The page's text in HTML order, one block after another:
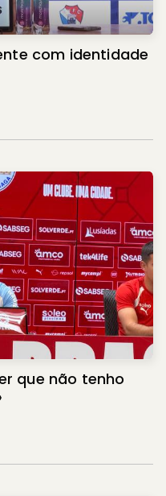
com identidade
que não tenho